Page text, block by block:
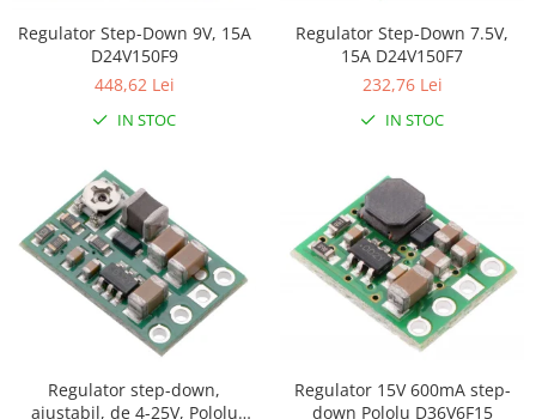
Regulator Step-Down 9V, 15A
D24V150F9
448,62 Lei
IN STOC
Regulator Step-Down 7.5V,
15A D24V150F7
232,76 Lei
IN STOC
Regulator step-down,
ajustabil, de 4-25V, Pololu
Regulator 15V 600mA step-
down Pololu D36V6F15